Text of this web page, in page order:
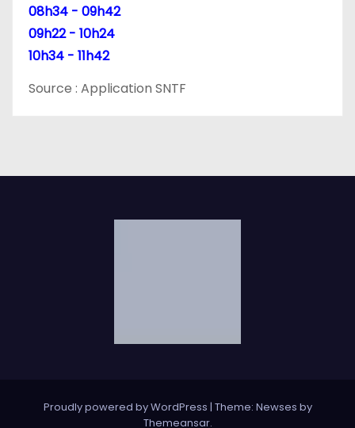
c
e
08h34 - 09h42
09h22 - 10h24
10h34 - 11h42
Source : Application SNTF
Proudly powered by WordPress | Theme: Newses by
Themeansar.